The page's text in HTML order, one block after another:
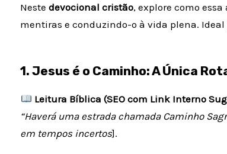
Nestedevocional cristão, explore como
mentiras e conduzindo-o à vida plena.
1. Jesus é o Caminho: A Única
Leitura Bíblica (SEO com Link Interno
“Haverá uma estrada chamada Caminho
em tempos incertos].